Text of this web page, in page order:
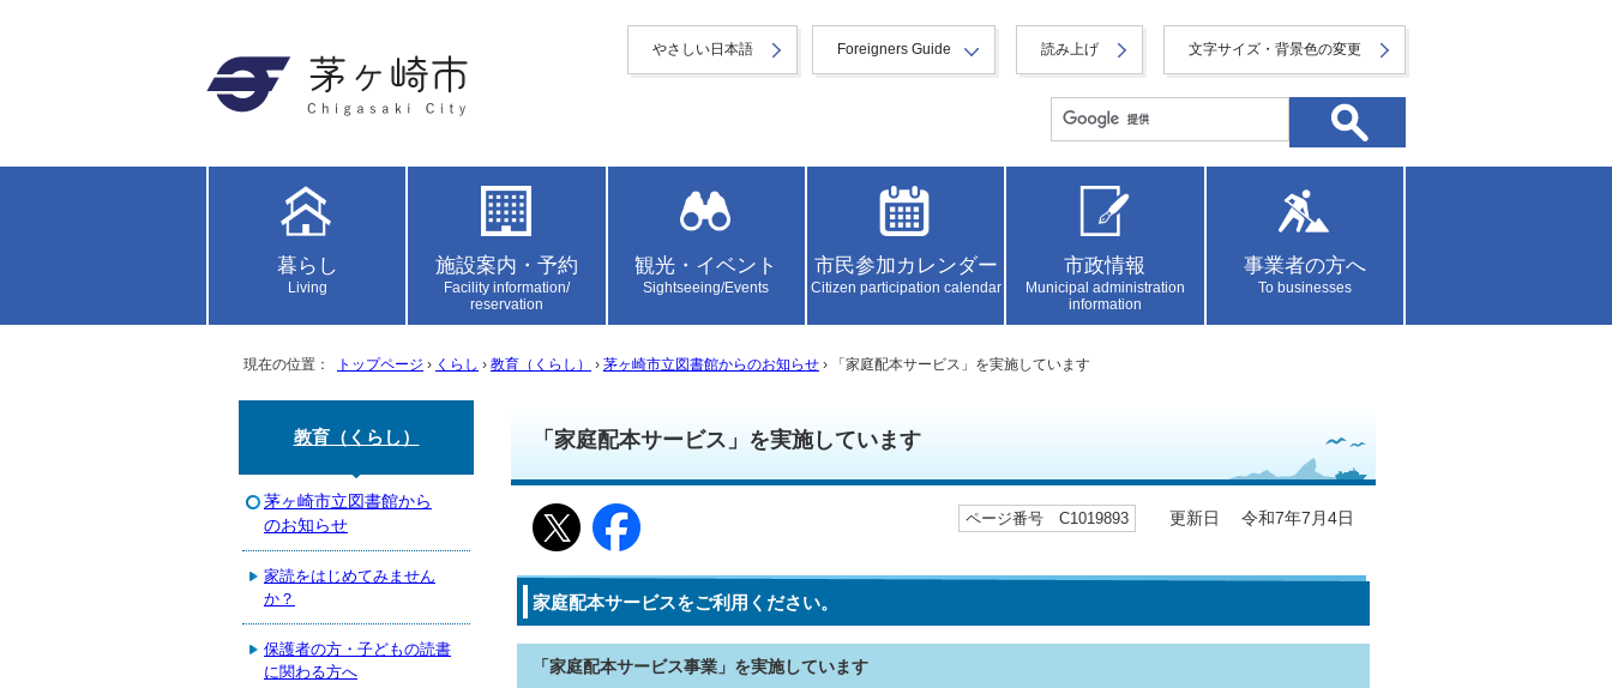
やさしい日本語 Foreigners Guide 読み上げ 文字サイズ・背景色の変更
暮らし
Living
施設案内・予約
Facility information/
reservation
観光・イベント
Sightseeing/Events
市民参加カレンダー
Citizen participation calendar
市政情報
Municipal administration
information
事業者の方へ
To businesses
現在の位置： トップページ › くらし › 教育（くらし） › 茅ヶ崎市立図書館からのお知らせ › 「家庭配本サービス」を実施しています
「家庭配本サービス」を実施しています
ページ番号 C1019893 更新日 令和7年7月4日
家庭配本サービスをご利用ください。
「家庭配本サービス事業」を実施しています
教育（くらし）
茅ヶ崎市立図書館から
のお知らせ
家読をはじめてみません
か？
保護者の方・子どもの読書
に関わる方へ